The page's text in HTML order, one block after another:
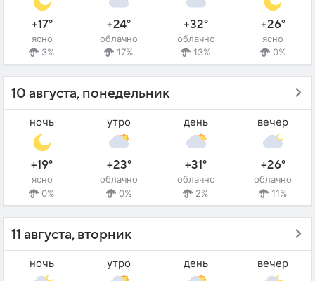
+17°
ясно
3%
+24°
облачно
17%
+32°
облачно
13%
+26°
ясно
0%
10 августа, понедельник
ночь
+19°
ясно
0%
утро
+23°
облачно
0%
день
+31°
облачно
2%
вечер
+26°
облачно
11%
11 августа, вторник
ночь утро день вечер